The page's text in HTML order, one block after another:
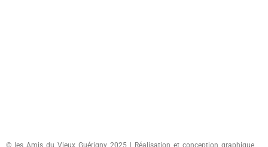
© les Amis du Vieux Guérigny 2025 | Réalisation et conception graphique